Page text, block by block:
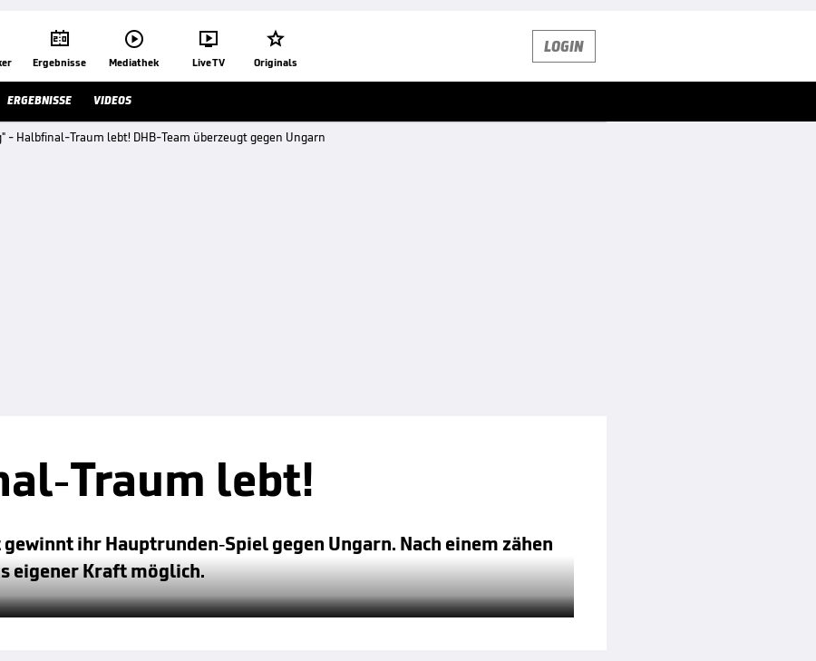

Ergebnisse

Mediathek

Live TV

Originals
LOGIN
ERGEBNISSE VIDEOS
- Halbfinal-Traum lebt! DHB-Team überzeugt gegen Ungarn
Traum lebt!
ihr Hauptrunden-Spiel gegen Ungarn. Nach einem zähen
eigener Kraft möglich.